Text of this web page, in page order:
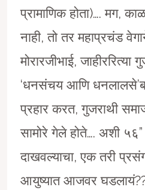
प्रामाणिक होता)…. मग,
नाही, तो तर महाप्रचंड
मोरारजीभाई, जाहीररित्या
‘धनसंचय आणि
प्रहार करत, गुजराथी
सामोरे गेले होते…. अशी ५६”
दाखवल्याचा, एक तरी
आयुष्यात आजवर